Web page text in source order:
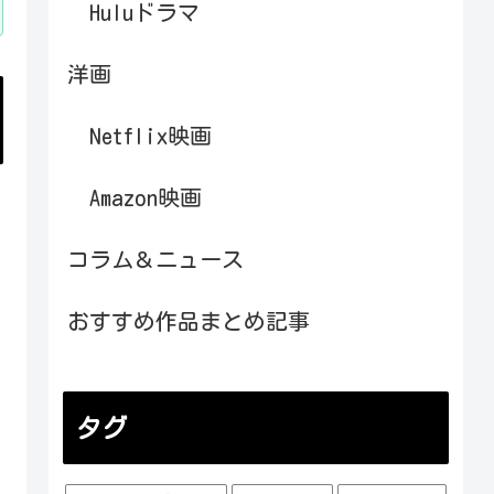
Huluドラマ
洋画
Netflix映画
Amazon映画
コラム＆ニュース
おすすめ作品まとめ記事
タグ